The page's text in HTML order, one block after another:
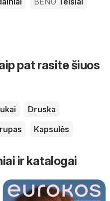
pat rasite šiuos
Druska
Kapsulės
ir katalogai